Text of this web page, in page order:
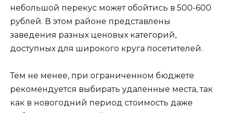
небольшой перекус может обойтись в 500-600
рублей. В этом районе представлены
заведения разных ценовых категорий,
доступных для широкого круга посетителей.
Тем не менее, при ограниченном бюджете
рекомендуется выбирать удаленные места, так
как в новогодний период стоимость даже